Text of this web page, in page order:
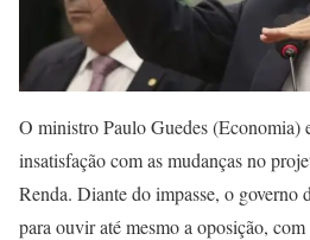
O ministro Paulo Guedes (Economia)
insatisfação com as mudanças no
Renda. Diante do impasse, o governo
para ouvir até mesmo a oposição,